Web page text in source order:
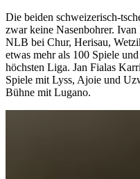
Die beiden schweizerisch-
zwar keine Nasenbohrer.
NLB bei Chur, Herisau,
etwas mehr als 100 Spiele
höchsten Liga. Jan Fialas
Spiele mit Lyss, Ajoie und
Bühne mit Lugano.